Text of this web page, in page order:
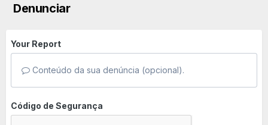
Denunciar
Your Report
Conteúdo da sua denúncia (opcional).
Código de Segurança